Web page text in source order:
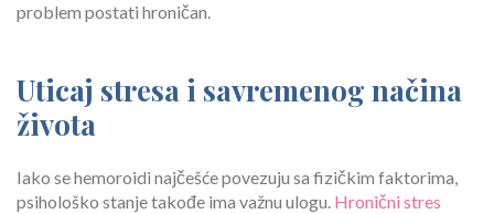
problem postati hroničan.
Uticaj stresa i savremenog načina
života
Iako se hemoroidi najčešće povezuju sa fizičkim faktorima,
psihološko stanje takođe ima važnu ulogu. Hronični stres